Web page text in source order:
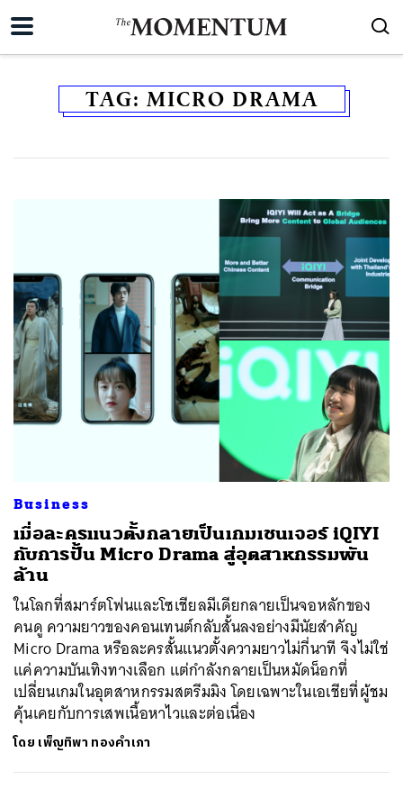
TAG: MICRO DRAMA
Business
เมื่อละครแนวตั้งกลายเป็นเกมเชนเจอร์ iQIYI
กับการปั้น Micro Drama สู่อุตสาหกรรมพัน
ล้าน
ในโลกที่สมาร์ตโฟนและโซเชียลมีเดียกลายเป็นจอหลักของ
คนดู ความยาวของคอนเทนต์กลับสั้นลงอย่างมีนัยสำคัญ
Micro Drama หรือละครสั้นแนวตั้งความยาวไม่กี่นาที จึงไม่ใช่
แค่ความบันเทิงทางเลือก แต่กำลังกลายเป็นหมัดน็อกที่
เปลี่ยนเกมในอุตสาหกรรมสตรีมมิง โดยเฉพาะในเอเชียที่ผู้ชม
คุ้นเคยกับการเสพเนื้อหาไวและต่อเนื่อง
โดย เพ็ญทิพา ทองคำเภา